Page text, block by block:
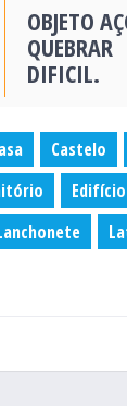
OBJETO
QUEBRAR
DIFICIL.
Castelo
Edifício